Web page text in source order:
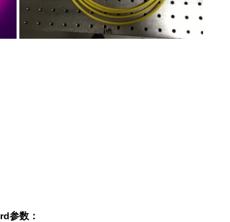
参数 ：